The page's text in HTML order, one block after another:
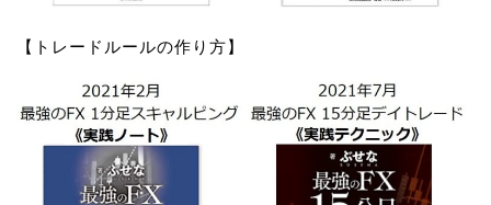
【トレードルールの作り方】